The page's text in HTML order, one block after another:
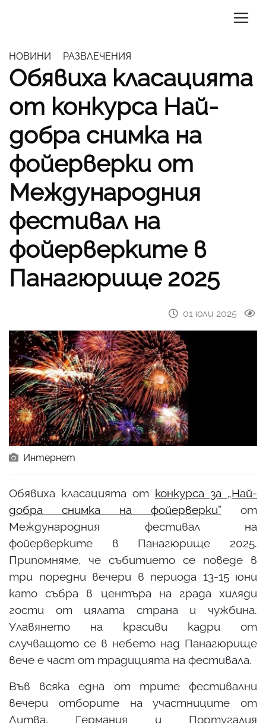
НОВИНИ РАЗВЛЕЧЕНИЯ
Обявиха класацията
от конкурса Най-
добра снимка на
фойерверки от
Международния
фестивал на
фойерверките в
Панагюрище 2025
01 юли 2025
Интернет
Обявиха класацията от конкурса за „Най-
добра снимка на фойерверки” от
Международния фестивал на
фойерверките в Панагюрище 2025.
Припомняме, че събитието се поведе в
три поредни вечери в периода 13-15 юни
като събра в центъра на града хиляди
гости от цялата страна и чужбина.
Улавянето на красиви кадри от
случващото се в небето над Панагюрище
вече е част от традицията на фестивала.
Във всяка една от трите фестивални
вечери отборите на участниците от
Литва, Германия и Португалия